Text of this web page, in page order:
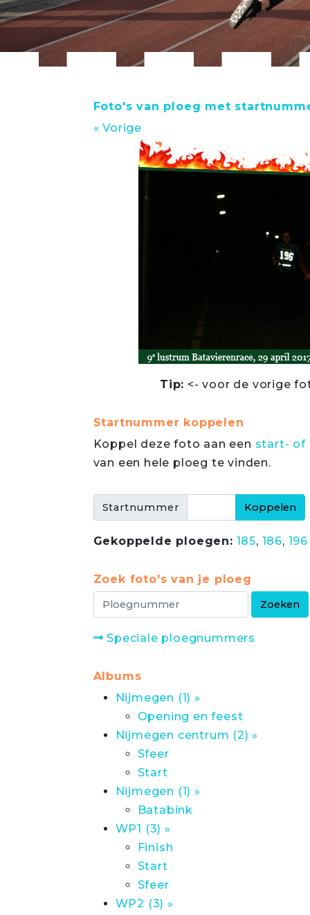
Foto's van ploeg met
« Vorige
Tip: <- voor de vorige
Startnummer koppelen
Koppel deze foto aan een start- of
van een hele ploeg te vinden.
Startnummer
Gekoppelde ploegen: 185, 186, 196
Zoek foto's van je ploeg
Speciale ploegnummers
Albums
Nijmegen (1) »
Opening en feest
Nijmegen centrum (2) »
Sfeer
Start
Nijmegen (1) »
Batabink
WP1 (3) »
Finish
Start
Sfeer
WP2 (3) »